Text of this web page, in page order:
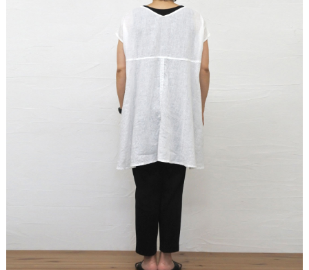
下するので、6～7年の輪作を行います。4月頃に種子をまき、6月初
太さがマッチ軸くらいの太さで、1m程の高さに成長した物を収穫し
茎の表皮と木質部の間に繊維の束が並んでおり、これがリネンの原
料「フラックス」といいます。亜麻は痩せた土地（とうもろこしが
育つくらいの環境で充分）でも収穫でき、地球規模の農薬消費量
（コットン20％）に比べほとんど使用しません。油が採れ、屑はタ
バコや辞書の丈夫な質の高い紙の原料になり亜麻はすべて余すとこ
ろなく使用できます。また、その実からはペンキや印刷インクなど
に使われる亜麻仁油（リンシードオイル）がとれます。
今世紀半ばにも現実化すると言われている石油資源の枯渇は、生物
由来の繊維原料の見直しが遅かれ早かれ迫ってきます。気候適応性
のある亜麻は多くの土地での栽培が可能です。自然と共生の中で人
類が連綿と伝えてきた技術はそう簡単にはなくなりません。